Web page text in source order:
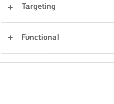
METODO
Targeting
Functional